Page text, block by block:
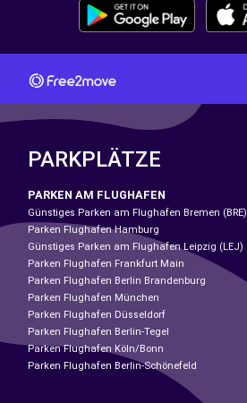
PARKPLÄTZE
PARKEN AM FLUGHAFEN
Günstiges Parken am Flughafen Bremen (BRE)
Parken Flughafen Hamburg
Günstiges Parken am Flughafen Leipzig (LEJ)
Parken Flughafen Frankfurt Main
Parken Flughafen Berlin Brandenburg
Parken Flughafen München
Parken Flughafen Düsseldorf
Parken Flughafen Berlin-Tegel
Parken Flughafen Köln/Bonn
Parken Flughafen Berlin-Schönefeld